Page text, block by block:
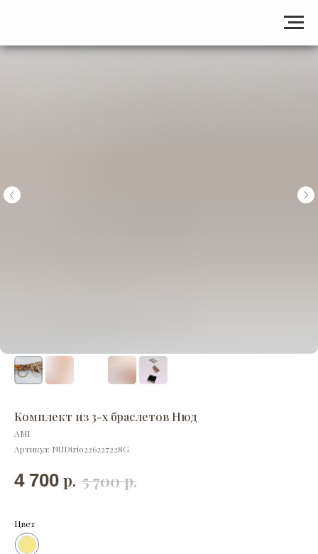
Комплект из 3-х браслетов Нюд
AMI
Артикул: NUDtrio226227228G
4 700 р. 5 700 р.
Цвет